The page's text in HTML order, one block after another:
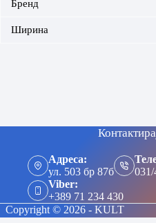
Бренд
Ширина
Адреса:
ул. 503 бр 87б
Viber:
+389 71 234 430
Copyright © 2026 - KULT